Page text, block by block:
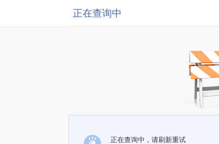
正在查询中
正在查询中，请刷新重试